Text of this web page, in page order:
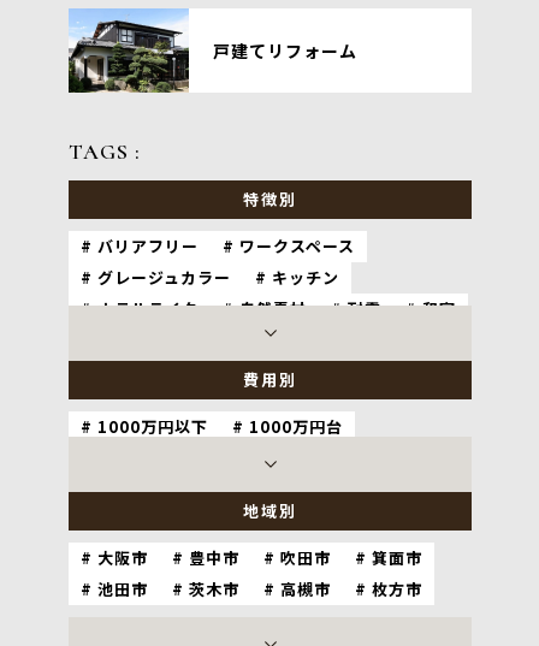
戸建てリフォーム
TAGS :
特徴別
バリアフリー
ワークスペース
グレージュカラー
キッチン
ホテルライク
自然素材 耐震
和室
ナチュラル
費用別
1000万円以下
1000万円台
3000万円以上
地域別
大阪市 豊中市 吹田市
箕面市
池田市
茨木市 高槻市
枚方市